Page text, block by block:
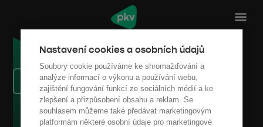
Nastavení cookies a osobních údajů
Soubory cookie používáme ke shromažďování a
analýze informací o výkonu a používání webu,
zajištění fungování funkcí ze sociálních médií a ke
zlepšení a přizpůsobení obsahu a reklam. Se
souhlasem můžeme také předávat marketingovým
platformám některé osobní údaje pro marketingové
Back to Events Listing